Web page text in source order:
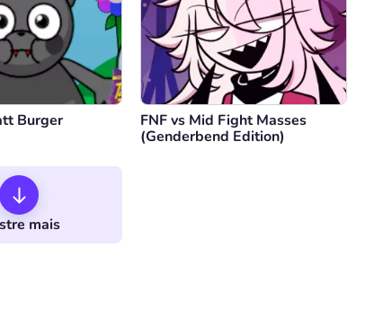
Burger
FNF vs Mid Fight Masses
(Genderbend Edition)
mais